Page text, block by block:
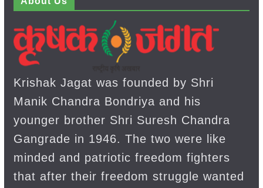
Krishak Jagat was founded by Shri
Manik Chandra Bondriya and his
younger brother Shri Suresh Chandra
Gangrade in 1946. The two were like
minded and patriotic freedom fighters
that after their freedom struggle wanted